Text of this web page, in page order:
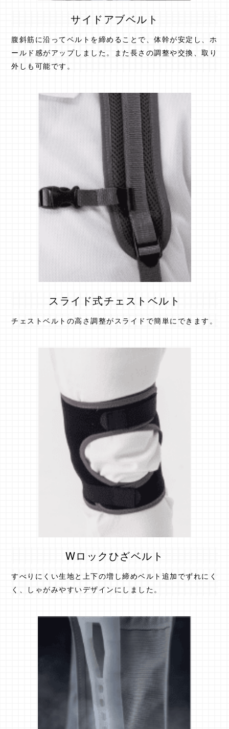
サイドアブベルト
腹斜筋に沿ってベルトを締めることで、体幹が安定し、ホ
ールド感がアップしました。また長さの調整や交換、取り
外しも可能です。
スライド式チェストベルト
チェストベルトの高さ調整がスライドで簡単にできます。
Wロックひざベルト
すべりにくい生地と上下の増し締めベルト追加でずれにく
く、しゃがみやすいデザインにしました。